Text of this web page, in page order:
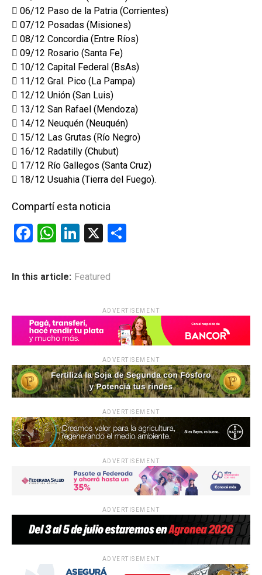
 06/12 Paso de la Patria (Corrientes)
 07/12 Posadas (Misiones)
 08/12 Concordia (Entre Ríos)
 09/12 Rosario (Santa Fe)
 10/12 Capital Federal (BsAs)
 11/12 Gral. Pico (La Pampa)
 12/12 Unión (San Luis)
 13/12 San Rafael (Mendoza)
 14/12 Neuquén (Neuquén)
 15/12 Las Grutas (Río Negro)
 16/12 Radatilly (Chubut)
 17/12 Río Gallegos (Santa Cruz)
 18/12 Usuahia (Tierra del Fuego).
Compartí esta noticia
F
ce
o
k
W
at
p
p
Li
ke
X
ar
tir
In this article: Featured
ADVERTISEMENT
ADVERTISEMENT
ADVERTISEMENT
ADVERTISEMENT
ADVERTISEMENT
ADVERTISEMENT